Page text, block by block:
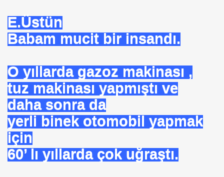
E.Üstün
Babam mucit bir insandı.
O yıllarda gazoz makinası ,
tuz makinası yapmıştı ve
daha sonra da
yerli binek otomobil yapmak
için
60’ lı yıllarda çok uğraştı.
KALDIRAN HZ MUHAMMEDİN SÜNNETI
SIĞINIRIM
Başak ERSEN